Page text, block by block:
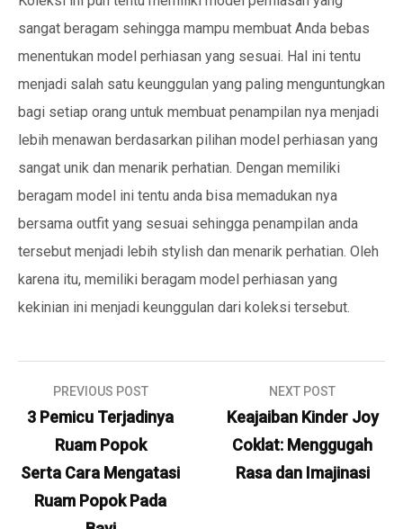
sangat beragam sehingga mampu membuat Anda bebas
menentukan model perhiasan yang sesuai. Hal ini tentu
menjadi salah satu keunggulan yang paling menguntungkan
bagi setiap orang untuk membuat penampilan nya menjadi
lebih menawan berdasarkan pilihan model perhiasan yang
sangat unik dan menarik perhatian. Dengan memiliki
beragam model ini tentu anda bisa memadukan nya
bersama outfit yang sesuai sehingga penampilan anda
tersebut menjadi lebih stylish dan menarik perhatian. Oleh
karena itu, memiliki beragam model perhiasan yang
kekinian ini menjadi keunggulan dari koleksi tersebut.
Navigasi
pos
PREVIOUS POST
3 Pemicu Terjadinya
Ruam Popok
Serta Cara Mengatasi
Ruam Popok Pada
NEXT POST
Keajaiban Kinder Joy
Coklat: Menggugah
Rasa dan Imajinasi